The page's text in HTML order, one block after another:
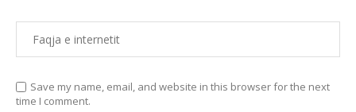
Save my name, email, and website in this browser for the next
time I comment.